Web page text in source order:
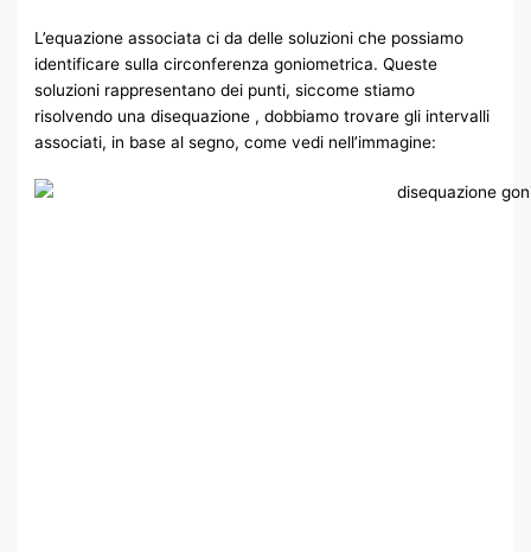
L’equazione associata ci da delle soluzioni che possiamo
identificare sulla circonferenza goniometrica. Queste
soluzioni rappresentano dei punti, siccome stiamo
risolvendo una disequazione , dobbiamo trovare gli intervalli
associati, in base al segno, come vedi nell’immagine: